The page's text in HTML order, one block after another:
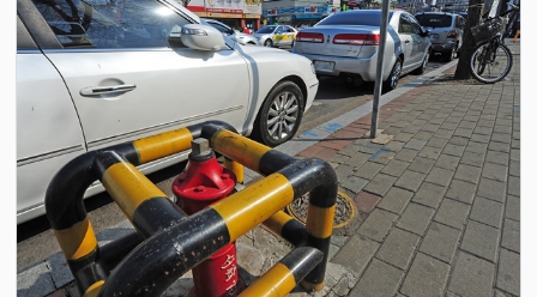
하천의 초기우수 직유입 차단으로 수질개선과 함께 설치사업이 끝나면 오염총
량관리제 시행에 따른 만경B 단위유역 목표수질 유지 및 4단계 수질오염총량
추가 확보를 기대하고 있다. 앞서 완주군은 지난 15일 환경부에서 이번 사업
과 관련해 새만금지방환경청, 한국환경공단 등 전문가 14명이 참여한 사업 기
본계획 설명회를 갖기도 했다. 이 자리에서 그동안 추진된 사항과 사업추진
방향에 대한 설명과 함께 전문가 의견을 수렴했다. 주된 내용으로 철저한 유량
및 수질조사로 사업에 부합되는 저감시설 설치 및 공법선정, 투명하고 공개적
인 공법선정, 시설부지 매입 및 기초 조사시 연약지반 여부 등 문제점 발생하지
않도록 충실한 사전조사, 비점시설 설치 후 지역여건에 맞는 유지관리 등이 논
의됐다. 강신영 환경과장은 “환경부 및 전문기관의 협의하에 수질오염총량
확보를 위한 과학산단 비점오염저감시설 설치사업이 문제없이 진행되도록 적
극적으로 노력하겠다”고 말했다. <담당부서 환경과 290-2962>